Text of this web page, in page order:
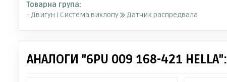
Товарна група:
- Двигун і Система вихлопу
Датчик распредвала
АНАЛОГИ "6PU 009 168-421 HELLA":